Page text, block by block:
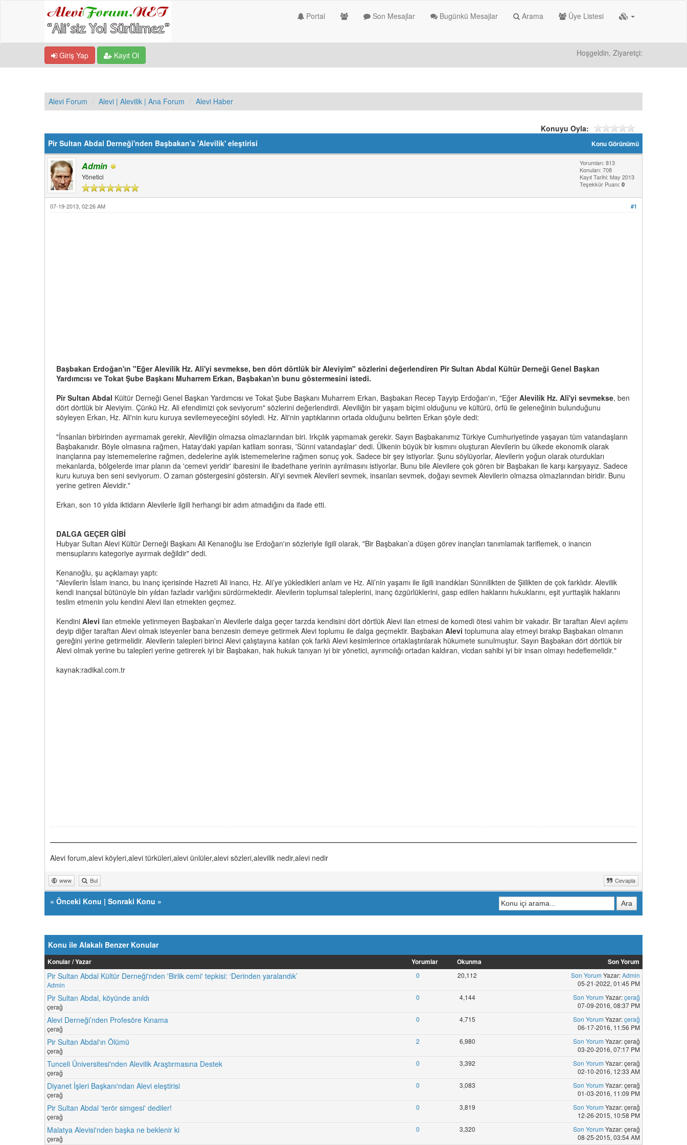
Portal Son Mesajlar Bugünkü Mesajlar Arama Üye Listesi
Giriş Yap Kayıt Ol Hoşgeldin, Ziyaretçi:
Alevi Forum Alevi | Alevilik | Ana Forum Alevi Haber
Konuyu Oyla:
Konu Görünümü
Pir Sultan Abdal Derneği'nden Başbakan'a 'Alevilik' eleştirisi
Admin
Yönetici
Yorumları: 813
Konuları: 708
Kayıt Tarihi: May 2013
Teşekkür Puanı: 0
#1
07-19-2013, 02:26 AM
Başbakan Erdoğan'ın "Eğer Alevilik Hz. Ali'yi sevmekse, ben dört dörtlük bir Aleviyim" sözlerini değerlendiren Pir Sultan Abdal Kültür Derneği Genel Başkan
Yardımcısı ve Tokat Şube Başkanı Muharrem Erkan, Başbakan'ın bunu göstermesini istedi.
Pir Sultan Abdal Kültür Derneği Genel Başkan Yardımcısı ve Tokat Şube Başkanı Muharrem Erkan, Başbakan Recep Tayyip Erdoğan'ın, "Eğer Alevilik Hz. Ali'yi sevmekse, ben
dört dörtlük bir Aleviyim. Çünkü Hz. Ali efendimizi çok seviyorum" sözlerini değerlendirdi. Aleviliğin bir yaşam biçimi olduğunu ve kültürü, örfü ile geleneğinin bulunduğunu
söyleyen Erkan, Hz. Ali'nin kuru kuruya sevilemeyeceğini söyledi. Hz. Ali'nin yaptıklarının ortada olduğunu belirten Erkan şöyle dedi:
"İnsanları birbirinden ayırmamak gerekir, Aleviliğin olmazsa olmazlarından biri. Irkçılık yapmamak gerekir. Sayın Başbakanımız Türkiye Cumhuriyetinde yaşayan tüm vatandaşların
Başbakanıdır. Böyle olmasına rağmen, Hatay'daki yapılan katliam sonrası, 'Sünni vatandaşlar' dedi. Ülkenin büyük bir kısmını oluşturan Alevilerin bu ülkede ekonomik olarak
inançlarına pay istememelerine rağmen, dedelerine aylık istememelerine rağmen sonuç yok. Sadece bir şey istiyorlar. Şunu söylüyorlar, Alevilerin yoğun olarak oturdukları
mekanlarda, bölgelerde imar planın da 'cemevi yeridir' ibaresini ile ibadethane yerinin ayrılmasını istiyorlar. Bunu bile Alevilere çok gören bir Başbakan ile karşı karşıyayız. Sadece
kuru kuruya ben seni seviyorum. O zaman göstergesini göstersin. Ali’yi sevmek Alevileri sevmek, insanları sevmek, doğayı sevmek Alevilerin olmazsa olmazlarından biridir. Bunu
yerine getiren Alevidir."
Erkan, son 10 yılda iktidarın Alevilerle ilgili herhangi bir adım atmadığını da ifade etti.
DALGA GEÇER GİBİ
Hubyar Sultan Alevi Kültür Derneği Başkanı Ali Kenanoğlu ise Erdoğan'ın sözleriyle ilgili olarak, "Bir Başbakan’a düşen görev inançları tanımlamak tariflemek, o inancın
mensuplarını kategoriye ayırmak değildir" dedi.
Kenanoğlu, şu açıklamayı yaptı:
"Alevilerin İslam inancı, bu inanç içerisinde Hazreti Ali inancı, Hz. Ali’ye yükledikleri anlam ve Hz. Ali’nin yaşamı ile ilgili inandıkları Sünnilikten de Şiilikten de çok farklıdır. Alevilik
kendi inançsal bütünüyle bin yıldan fazladır varlığını sürdürmektedir. Alevilerin toplumsal taleplerini, inanç özgürlüklerini, gasp edilen haklarını hukuklarını, eşit yurttaşlık haklarını
teslim etmenin yolu kendini Alevi ilan etmekten geçmez.
Kendini Alevi ilan etmekle yetinmeyen Başbakan’ın Alevilerle dalga geçer tarzda kendisini dört dörtlük Alevi ilan etmesi de komedi ötesi vahim bir vakadır. Bir taraftan Alevi açılımı
deyip diğer taraftan Alevi olmak isteyenler bana benzesin demeye getirmek Alevi toplumu ile dalga geçmektir. Başbakan Alevi toplumuna alay etmeyi bırakıp Başbakan olmanın
gereğini yerine getirmelidir. Alevilerin talepleri birinci Alevi çalıştayına katılan çok farklı Alevi kesimlerince ortaklaştırılarak hükumete sunulmuştur. Sayın Başbakan dört dörtlük bir
Alevi olmak yerine bu talepleri yerine getirerek iyi bir Başbakan, hak hukuk tanıyan iyi bir yönetici, ayrımcılığı ortadan kaldıran, vicdan sahibi iyi bir insan olmayı hedeflemelidir."
kaynak:radikal.com.tr
Alevi forum,alevi köyleri,alevi türküleri,alevi ünlüler,alevi sözleri,alevilik nedir,alevi nedir
www Bul Cevapla
« Önceki Konu | Sonraki Konu »
Konu ile Alakalı Benzer Konular
Konular / Yazar Yorumlar Okunma Son Yorum
Pir Sultan Abdal Kültür Derneği'nden 'Birlik cemi' tepkisi: ‘Derinden yaralandık’
Admin
0 20,112 Son Yorum Yazar:Admin
05-21-2022, 01:45 PM
Pir Sultan Abdal, köyünde anıldı
çerağ
0 4,144 Son Yorum Yazar:çerağ
07-09-2016, 08:37 PM
Alevi Derneği’nden Profesöre Kınama
çerağ
0 4,715 Son Yorum Yazar:çerağ
06-17-2016, 11:56 PM
Pir Sultan Abdal'ın Ölümü
çerağ
2 6,980 Son Yorum Yazar: çerağ
03-20-2016, 07:17 PM
Tunceli Üniversitesi'nden Alevilik Araştırmasına Destek
çerağ
0 3,392 Son Yorum Yazar: çerağ
02-10-2016, 12:33 AM
Diyanet İşleri Başkanı'ndan Alevi eleştirisi
çerağ
0 3,083 Son Yorum Yazar: çerağ
01-03-2016, 11:09 PM
Pir Sultan Abdal 'terör simgesi' dediler!
çerağ
0 3,819 Son Yorum Yazar: çerağ
12-26-2015, 10:58 PM
Malatya Alevisi'nden başka ne beklenir ki
çerağ
0 3,320 Son Yorum Yazar: çerağ
08-25-2015, 03:54 AM